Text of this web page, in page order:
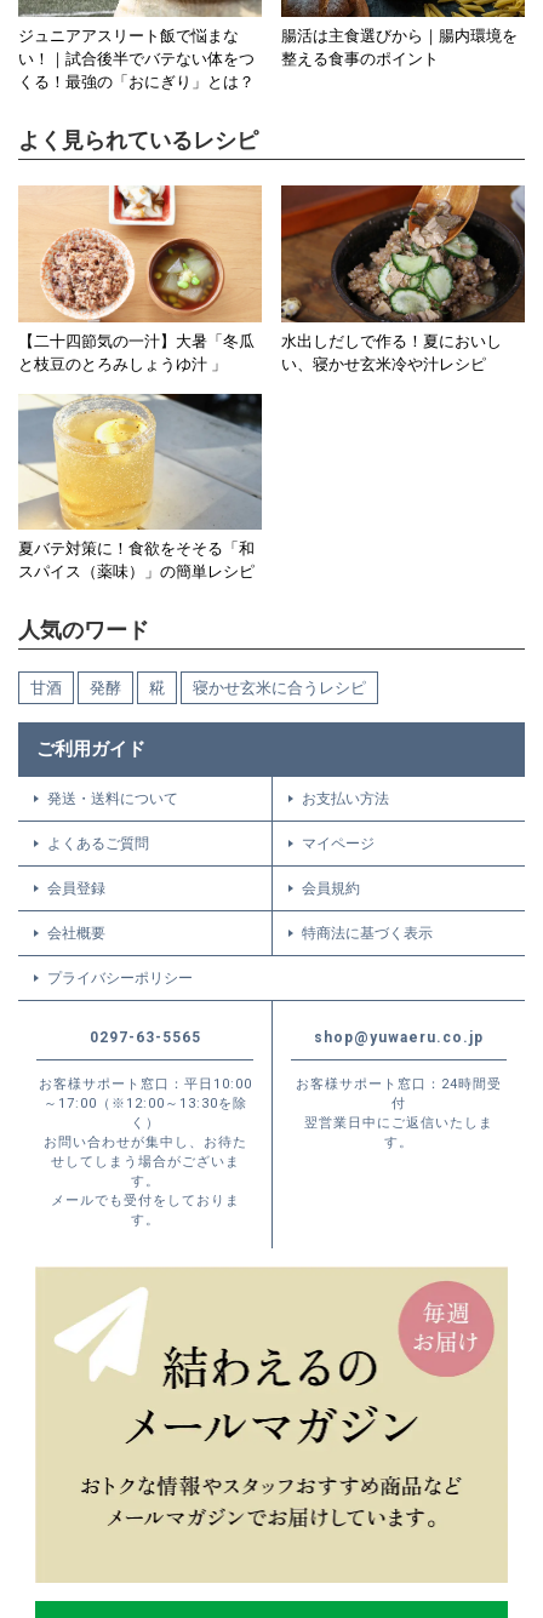
ジュニアアスリート飯で悩まな
い！｜試合後半でバテない体をつ
くる！最強の「おにぎり」とは？
腸活は主食選びから｜腸内環境を
整える食事のポイント
よく見られているレシピ
【二十四節気の一汁】大暑「冬瓜
と枝豆のとろみしょうゆ汁 」
水出しだしで作る！夏においし
い、寝かせ玄米冷や汁レシピ
夏バテ対策に！食欲をそそる「和
スパイス（薬味）」の簡単レシピ
人気のワード
甘酒 発酵 糀 寝かせ玄米に合うレシピ
ご利用ガイド
発送・送料について お支払い方法
よくあるご質問 マイページ
会員登録 会員規約
会社概要 特商法に基づく表示
プライバシーポリシー
0297-63-5565
お客様サポート窓口：平日10:00
～17:00（※12:00～13:30を除
く）
お問い合わせが集中し、お待た
せしてしまう場合がございま
す。
メールでも受付をしておりま
す。
shop@yuwaeru.co.jp
お客様サポート窓口：24時間受
付
翌営業日中にご返信いたしま
す。